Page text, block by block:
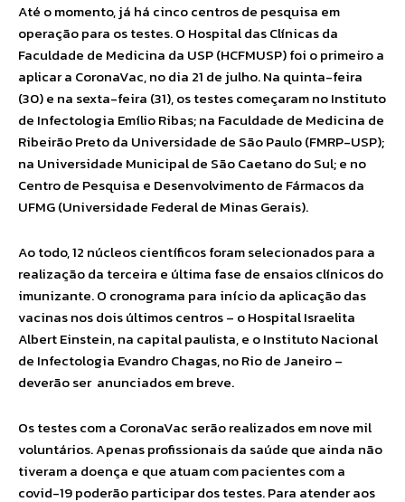
Até o momento, já há cinco centros de pesquisa em
operação para os testes. O Hospital das Clínicas da
Faculdade de Medicina da USP (HCFMUSP) foi o primeiro a
aplicar a CoronaVac, no dia 21 de julho. Na quinta-feira
(30) e na sexta-feira (31), os testes começaram no Instituto
de Infectologia Emílio Ribas; na Faculdade de Medicina de
Ribeirão Preto da Universidade de São Paulo (FMRP-USP);
na Universidade Municipal de São Caetano do Sul; e no
Centro de Pesquisa e Desenvolvimento de Fármacos da
UFMG (Universidade Federal de Minas Gerais).
Ao todo, 12 núcleos científicos foram selecionados para a
realização da terceira e última fase de ensaios clínicos do
imunizante. O cronograma para início da aplicação das
vacinas nos dois últimos centros – o Hospital Israelita
Albert Einstein, na capital paulista, e o Instituto Nacional
de Infectologia Evandro Chagas, no Rio de Janeiro –
deverão ser anunciados em breve.
Os testes com a CoronaVac serão realizados em nove mil
voluntários. Apenas profissionais da saúde que ainda não
tiveram a doença e que atuam com pacientes com a
covid-19 poderão participar dos testes. Para atender aos